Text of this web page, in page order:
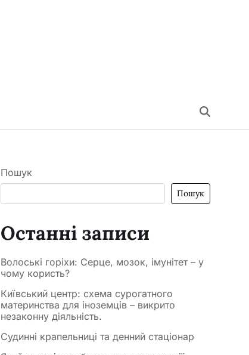
Пошук
Пошук
Останні записи
Волоські горіхи: Серце, мозок, імунітет – у
чому користь?
Київський центр: схема сурогатного
материнства для іноземців – викрито
незаконну діяльність.
Судинні крапельниці та денний стаціонар